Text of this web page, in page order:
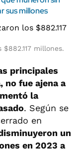
sus millones
millones.
principales
no fue ajena a
la
. Según se
en
un
en 2023 a